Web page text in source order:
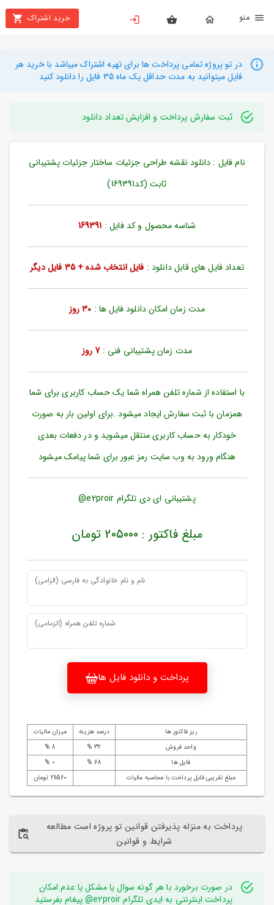
خرید اشتراک
بستن
محصولات
تهیه
راهنما
دانلود
ورود
به
بازیابی
رمز
مندی
ها
در تو پروژه تمامی پرداخت ها برای تهیه اشتراک میباشد با خرید هر
فایل میتوانید به مدت حداقل یک ماه 35 فایل را دانلود کنید
ثبت سفارش پرداخت و افزایش تعداد دانلود
نام فایل : دانلود نقشه طراحی جزئیات ساختار جزئیات پشتیبانی
ثابت (کد169391)
شناسه محصول و کد فایل : 169391
تعداد فایل های قابل دانلود : فایل انتخاب شده + 35 فایل دیگر
مدت زمان امکان دانلود فایل ها : 30 روز
مدت زمان پشتیبانی فنی :7 روز
با استفاده از شماره تلفن همراه شما یک حساب کاربری برای شما
همزمان با ثبت سفارش ایجاد میشود .برای اولین بار به صورت
خودکار به حساب کاربری منتقل میشوید و در دفعات بعدی
هنگام ورود به وب سایت رمز عبور برای شما پیامک میشود
پشتیبانی ای دی تلگرام e2proir@
مبلغ فاکتور : 205000 تومان
نام و نام خانوادگی به فارسی (الزامی)
شماره تلفن همراه (الزمامی)
پرداخت و دانلود فایل ها
ریز فاکتور ها درصد هزینه
میزان مالیات
واحد فروش
32 %
8 %
فایل ها
68 %
0 %
مبلغ تقریبی قابل پرداخت با محاسبه مالیات
211560 تومان
پرداخت به منزله پذیرفتن قوانین تو پروژه است مطالعه
شرایط و قوانین
در صورت برخورد با هر گونه سوال یا مشکل یا عدم امکان
پرداخت اینترنتی به ایدی تلگرام e2proir@ پیغام بفرستید